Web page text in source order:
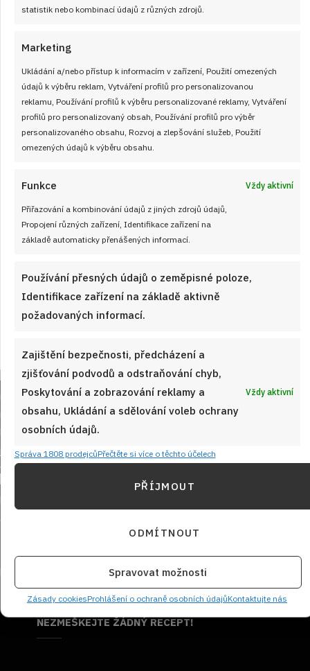
statistik nebo kombinací údajů z různých zdrojů.
Marketing
Ukládání a/nebo přístup k informacím v zařízení, Použití omezených
údajů k výběru reklam, Vytváření profilů pro personalizovanou
reklamu, Používání profilů k výběru personalizované reklamy, Vytváření
profilů pro personalizovaný obsah, Používání profilů pro výběr
personalizovaného obsahu, Rozvoj a zlepšování služeb, Použití
omezených údajů k výběru obsahu.
Funkce Vždy aktivní
Přiřazování a kombinování údajů z jiných zdrojů údajů,
Propojení různých zařízení, Identifikace zařízení na
základě automaticky přenášených informací.
Používání přesných údajů o zeměpisné poloze,
Identifikace zařízení na základě aktivně
požadovaných informací.
Zajištění bezpečnosti, předcházení a
zjišťování podvodů a odstraňování chyb,
Poskytování a zobrazování reklamy a
obsahu, Ukládání a sdělování voleb ochrany
osobních údajů.
Vždy aktivní
Správa 1808 prodejcůPřečtěte si více o těchto účelech
PŘÍJMOUT
ODMÍTNOUT
Spravovat možnosti
Zásady cookiesProhlášení o ochraně osobních údajůKontaktujte nás
Velký test slunečnicových olejů 2026: 7
výrobků z českých obchodů se značně
od JANA DUCHOŇOVÁ 7. 8. 2026 JAK VAŘIT
NEZMEŠKEJTE ŽÁDNÝ RECEPT!